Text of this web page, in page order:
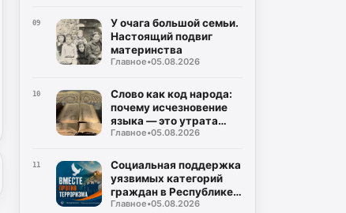
09
У очага большой семьи.
Настоящий подвиг
материнства
Главное•05.08.2026
10
Слово как код народа:
почему исчезновение
языка — это утрата
мира
Главное•05.08.2026
11
Социальная поддержка
уязвимых категорий
граждан в Республике
Дагестан
Главное•05.08.2026